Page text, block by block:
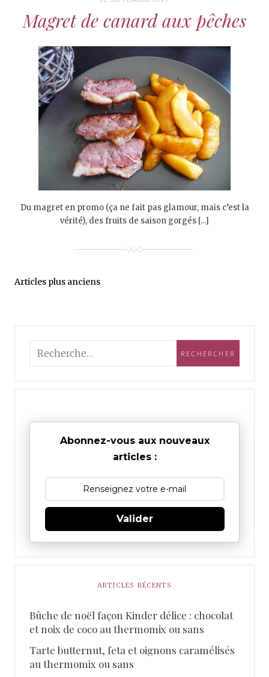
Magret de canard aux pêches
Du magret en promo (ça ne fait pas glamour, mais c’est la
vérité), des fruits de saison gorgés […]
Articles plus anciens
Abonnez-vous aux nouveaux
articles :
Valider
ARTICLES RÉCENTS
Bûche de noël façon Kinder délice : chocolat
et noix de coco au thermomix ou sans
Tarte butternut, feta et oignons caramélisés
au thermomix ou sans